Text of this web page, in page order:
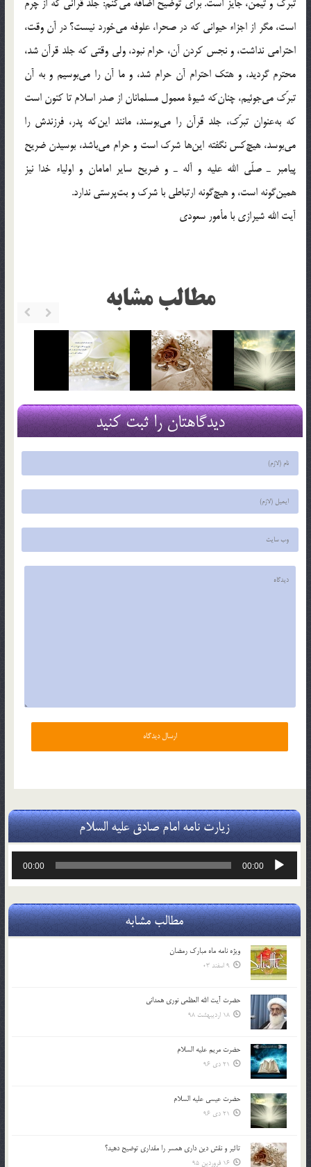
است، مگر از اجزاء حيواني كه در صحرا، علوفه مي‌خورد نيست؟ در آن وقت،
احترامي نداشت، و نجس كردن آن، حرام نبود، ولي وقتي كه جلد قرآن شد،
محترم گرديد، و هتك احترام آن حرام شد، و ما آن را مي‌بوسيم و به آن
تبرّك مي‌جوئيم، چنان‌كه شيوة معمول مسلمانان از صدر اسلام تا كنون است
كه به‌عنوان تبرّك، جلد قرآن را مي‌بوسند، مانند اين‌كه پدر، فرزندش را
مي‌بوسد، هيچ‌كس نگفته اين‌ها شرك است و حرام مي‌باشد، بوسيدن ضريح
پيامبر ـ صلّي الله عليه و آله ـ و ضريح ساير امامان و اولياء خدا نيز
همين‌گونه است، و هيچ‌گونه ارتباطي با شرك و بت‌پرستي ندارد.
آيت الله شيرازي با مأمور سعودي
مطالب مشابه
دیدگاهتان را ثبت کنید
زیارت نامه امام صادق علیه السلام
پخش‌کننده
00:00
00:00
مطالب مشابه
ویژه نامه ماه مبارک رمضان
9 اسفند 03
حضرت آیت الله العظمی نوری همدانی
18 اردیبهشت 98
حضرت مریم علیه السلام
21 دی 96
حضرت عیسی علیه السلام
21 دی 96
تاثير و نقش دين داري همسر را مقداري توضيح دهيد؟
16 فروردین 95